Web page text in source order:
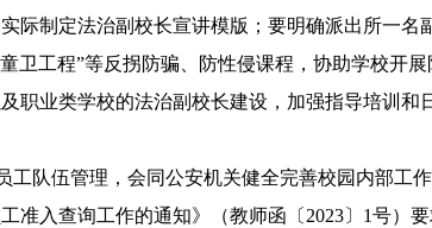
际制定法治副校长宣讲模版；要明确派出所一名
卫工程”等反拐防骗、防性侵课程，协助学校开
职业类学校的法治副校长建设，加强指导培训和
队伍管理，会同公安机关健全完善校园内部工
准入查询工作的通知》（教师函〔2023〕1号）